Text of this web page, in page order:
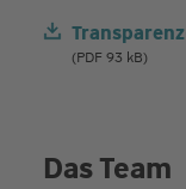
(PDF 93 kB)
Das Team